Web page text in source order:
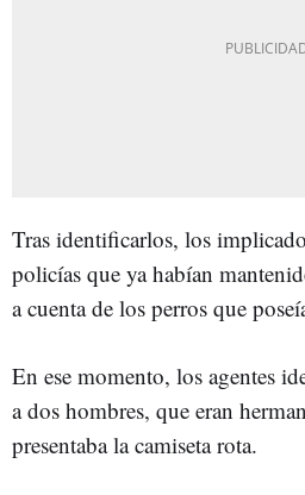
Tras identificarlos, los
policías que ya habían
a cuenta de los perros que
En ese momento, los agentes
a dos hombres, que eran
presentaba la camiseta rota.